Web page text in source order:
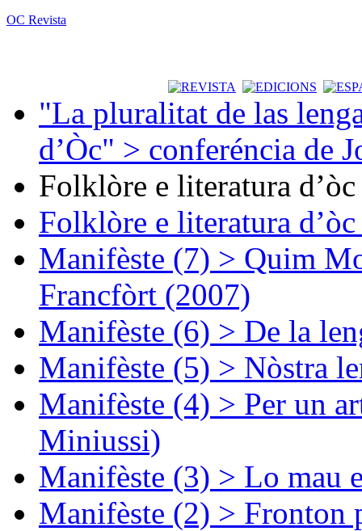
OC Revista
"La pluralitat de las
d’Òc" > conferéncia de
Folklòre e literatura
Folklòre e literatura
Manifèste (7) > Quim
Francfòrt (2007)
Manifèste (6) > De la
Manifèste (5) > Nòstra
Manifèste (4) > Per un
Miniussi)
Manifèste (3) > Lo mau
Manifèste (2) > Fronton